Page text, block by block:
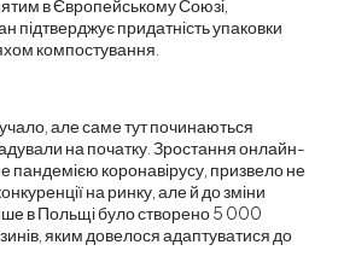
в Європейському Союзі,
підтверджує придатність упаковки
компостування.
але саме тут починаються
на початку. Зростання онлайн-
пандемією коронавірусу, призвело не
на ринку, але й до зміни
в Польщі було створено 5 000
, яким довелося адаптуватися до